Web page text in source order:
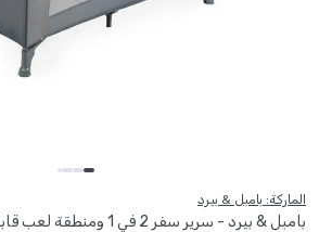
الماركة: بامبل & بيرد
بامبل & بيرد - سرير سفر 2 في 1 ومنطقة لعب قابلة للطي - رمادي